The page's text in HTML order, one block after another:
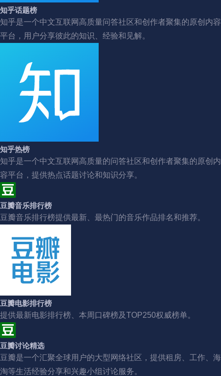
知乎话题榜
知乎是一个中文互联网高质量问答社区和创作者聚集的原创内容
平台，用户分享彼此的知识、经验和见解。
知乎热榜
知乎是一个中文互联网高质量的问答社区和创作者聚集的原创内
容平台，提供热点话题讨论和知识分享。
豆瓣音乐排行榜
豆瓣音乐排行榜提供最新、最热门的音乐作品排名和推荐。
豆瓣电影排行榜
提供最新电影排行榜、本周口碑榜及TOP250权威榜单。
豆瓣讨论精选
豆瓣是一个汇聚全球用户的大型网络社区，提供租房、工作、海
淘等生活经验分享和兴趣小组讨论服务。